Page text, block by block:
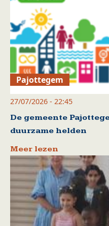
Pajottegem
27/07/2026 - 22:45
De gemeente
duurzame helden
Meer lezen